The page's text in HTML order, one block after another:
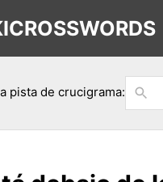
pista de crucigrama: